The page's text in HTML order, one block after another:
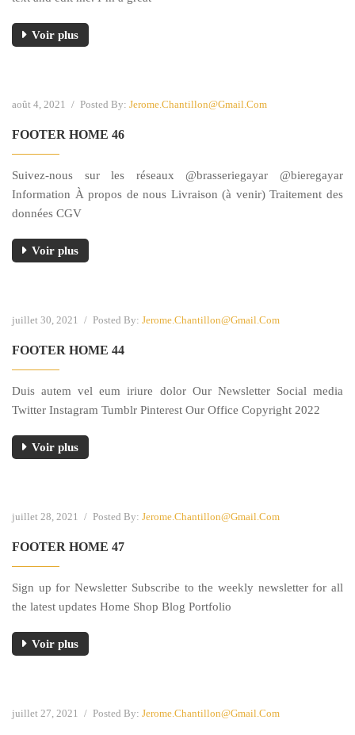
Voir plus
août 4, 2021 / Posted By: Jerome.chantillon@gmail.com
FOOTER HOME 46
Suivez-nous sur les réseaux @brasseriegayar @bieregayar
Information À propos de nous Livraison (à venir) Traitement des
données CGV
Voir plus
juillet 30, 2021 / Posted By: Jerome.chantillon@gmail.com
FOOTER HOME 44
Duis autem vel eum iriure dolor Our Newsletter Social media
Twitter Instagram Tumblr Pinterest Our Office Copyright 2022
Voir plus
juillet 28, 2021 / Posted By: Jerome.chantillon@gmail.com
FOOTER HOME 47
Sign up for Newsletter Subscribe to the weekly newsletter for all
the latest updates Home Shop Blog Portfolio
Voir plus
juillet 27, 2021 / Posted By: Jerome.chantillon@gmail.com